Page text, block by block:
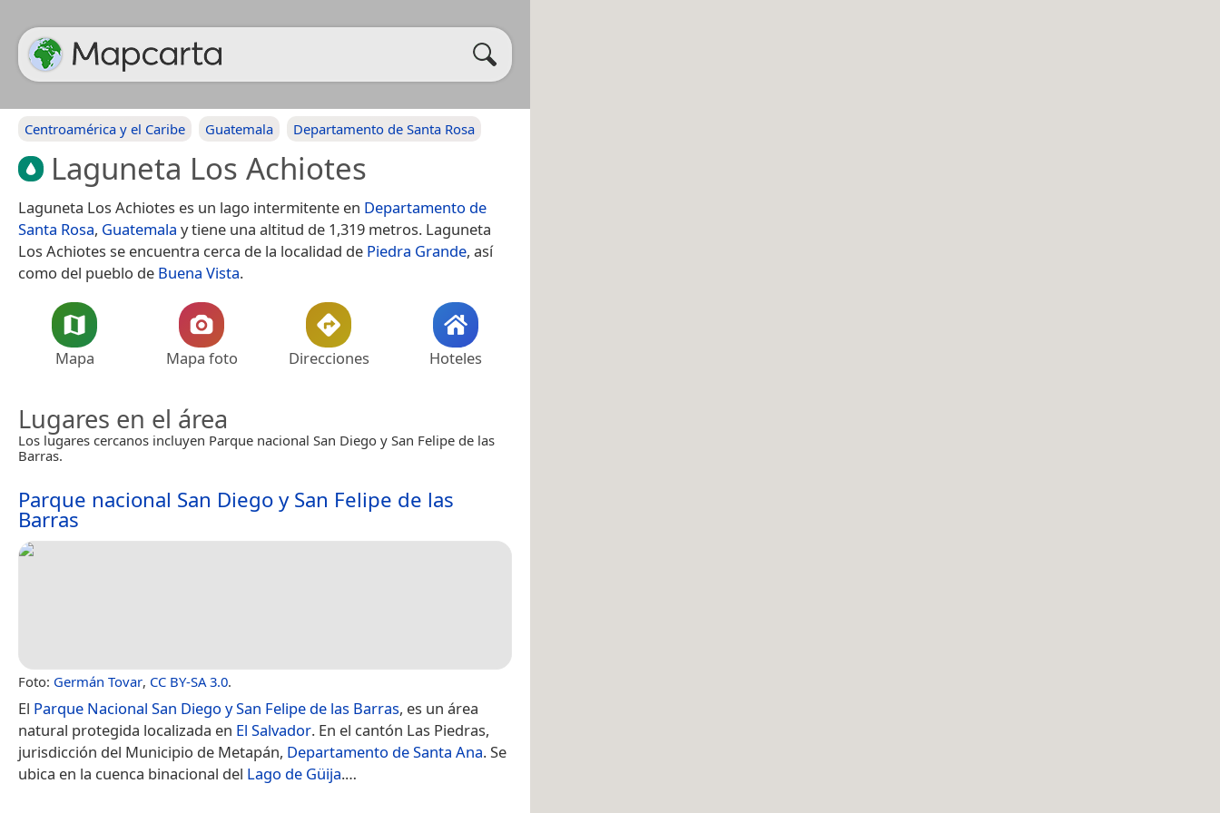
Centroamérica y el Caribe Guatemala Departamento de Santa Rosa
Laguneta Los Achiotes
Laguneta Los Achiotes es un lago intermitente en Departamento de
Santa Rosa, Guatemala y tiene una altitud de 1,319 metros. Laguneta
Los Achiotes se encuentra cerca de la localidad de Piedra Grande, así
como del pueblo de Buena Vista.
Mapa Mapa foto Direcciones Hoteles
Lugares en el área
Los lugares cercanos incluyen Parque nacional San Diego y San Felipe de las
Barras.
Parque nacional San Diego y San Felipe de las
Barras
Foto: Germán Tovar, CC BY-SA 3.0.
El Parque Nacional San Diego y San Felipe de las Barras, es un área
natural protegida localizada en El Salvador. En el cantón Las Piedras,
jurisdicción del Municipio de Metapán, Departamento de Santa Ana.​ Se
ubica en la cuenca binacional del Lago de Güija.​…